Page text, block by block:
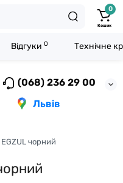
(068) 236 29 00
Львів
0
Кошик
EGZUL чорний
Відгуки 0 Технічне